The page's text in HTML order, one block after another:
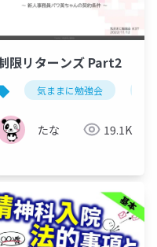
限リターンズ Part2
気ままに勉強会
たな 19.1K